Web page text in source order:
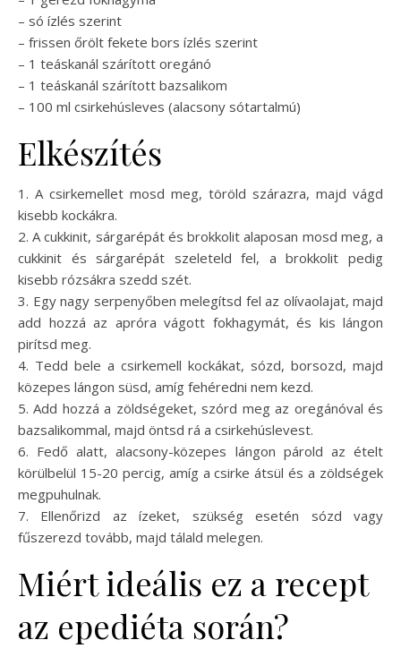
– só ízlés szerint
– frissen őrölt fekete bors ízlés szerint
– 1 teáskanál szárított oregánó
– 1 teáskanál szárított bazsalikom
– 100 ml csirkehúsleves (alacsony sótartalmú)
Elkészítés
1. A csirkemellet mosd meg, töröld szárazra, majd vágd
kisebb kockákra.
2. A cukkinit, sárgarépát és brokkolit alaposan mosd meg, a
cukkinit és sárgarépát szeleteld fel, a brokkolit pedig
kisebb rózsákra szedd szét.
3. Egy nagy serpenyőben melegítsd fel az olívaolajat, majd
add hozzá az apróra vágott fokhagymát, és kis lángon
pirítsd meg.
4. Tedd bele a csirkemell kockákat, sózd, borsozd, majd
közepes lángon süsd, amíg fehéredni nem kezd.
5. Add hozzá a zöldségeket, szórd meg az oregánóval és
bazsalikommal, majd öntsd rá a csirkehúslevest.
6. Fedő alatt, alacsony-közepes lángon párold az ételt
körülbelül 15-20 percig, amíg a csirke átsül és a zöldségek
megpuhulnak.
7. Ellenőrizd az ízeket, szükség esetén sózd vagy
fűszerezd tovább, majd tálald melegen.
Miért ideális ez a recept
az epediéta során?